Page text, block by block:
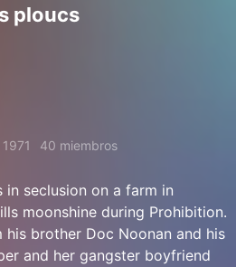
ploucs
40 miembros
in seclusion on a farm in
moonshine during Prohibition.
brother Doc Noonan and his
and her gangster boyfriend